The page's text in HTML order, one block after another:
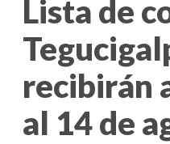
Lista de
recibirán
al 14 de